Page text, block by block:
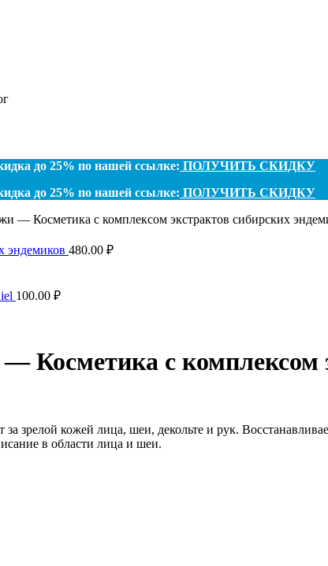
до 25% по нашей ссылке: ПОЛУЧИТЬ СКИДКУ
до 25% по нашей ссылке: ПОЛУЧИТЬ СКИДКУ
— Косметика с комплексом экстрактов сибирских
эндемиков 480.00 ₽
100.00 ₽
Косметика с комплексом
зрелой кожей лица, шеи, декольте и рук.
в области лица и шеи.